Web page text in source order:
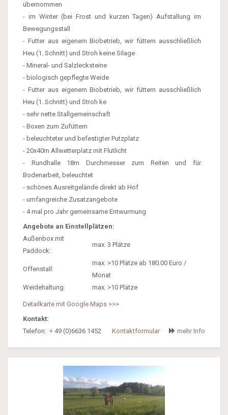
übernommen
- im Winter (bei Frost und kurzen Tagen) Aufstallung im
Bewegungsstall
- Futter aus eigenem Biobetrieb, wir füttern ausschließlich
Heu (1. Schnitt) und Stroh keine Silage
- Mineral- und Salzlecksteine
- biologisch gepflegte Weide
- Futter aus eigenem Biobetrieb, wir füttern ausschließlich
Heu (1. Schnitt) und Stroh ke
- sehr nette Stallgemeinschaft
- Boxen zum Zufüttern
- beleuchteter und befestigter Putzplatz
- 20x40m Allwetterplatz mit Flutlicht
- Rundhalle 18m Durchmesser zum Reiten und für
Bodenarbeit, beleuchtet
- schönes Ausreitgelände direkt ab Hof
- umfangreiche Zusatzangebote
- 4 mal pro Jahr gemeinsame Entwurmung
Angebote an Einstellplätzen:
Außenbox mit
Paddock:
max. 3 Plätze
Offenstall:
max. >10 Plätze ab 180.00 Euro /
Monat
Weidehaltung:
max. >10 Plätze
Detailkarte mit Google Maps >>>
Kontakt:
Telefon: + 49 (0)6636 1452 Kontaktformular mehr Info